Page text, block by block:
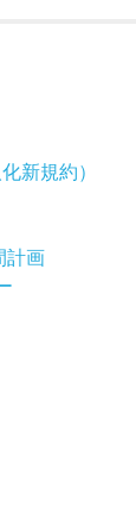
新規約）
計画